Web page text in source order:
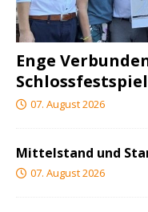
Enge
07. August 2026
Mittelstand und
07. August 2026